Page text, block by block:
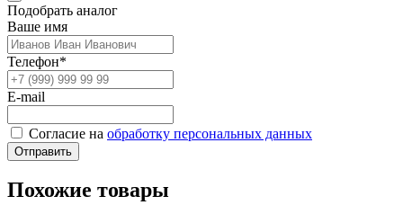
Подобрать аналог
Ваше имя
Телефон*
E-mail
Согласие на обработку персональных данных
Отправить
Похожие товары